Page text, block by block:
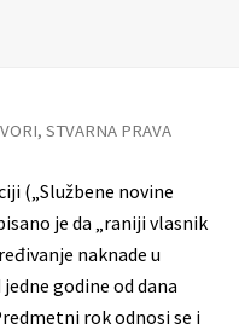
,STVARNA PRAVA
(„Službene novine
je da „raniji vlasnik
naknade u
godine od dana
rok odnosi se i